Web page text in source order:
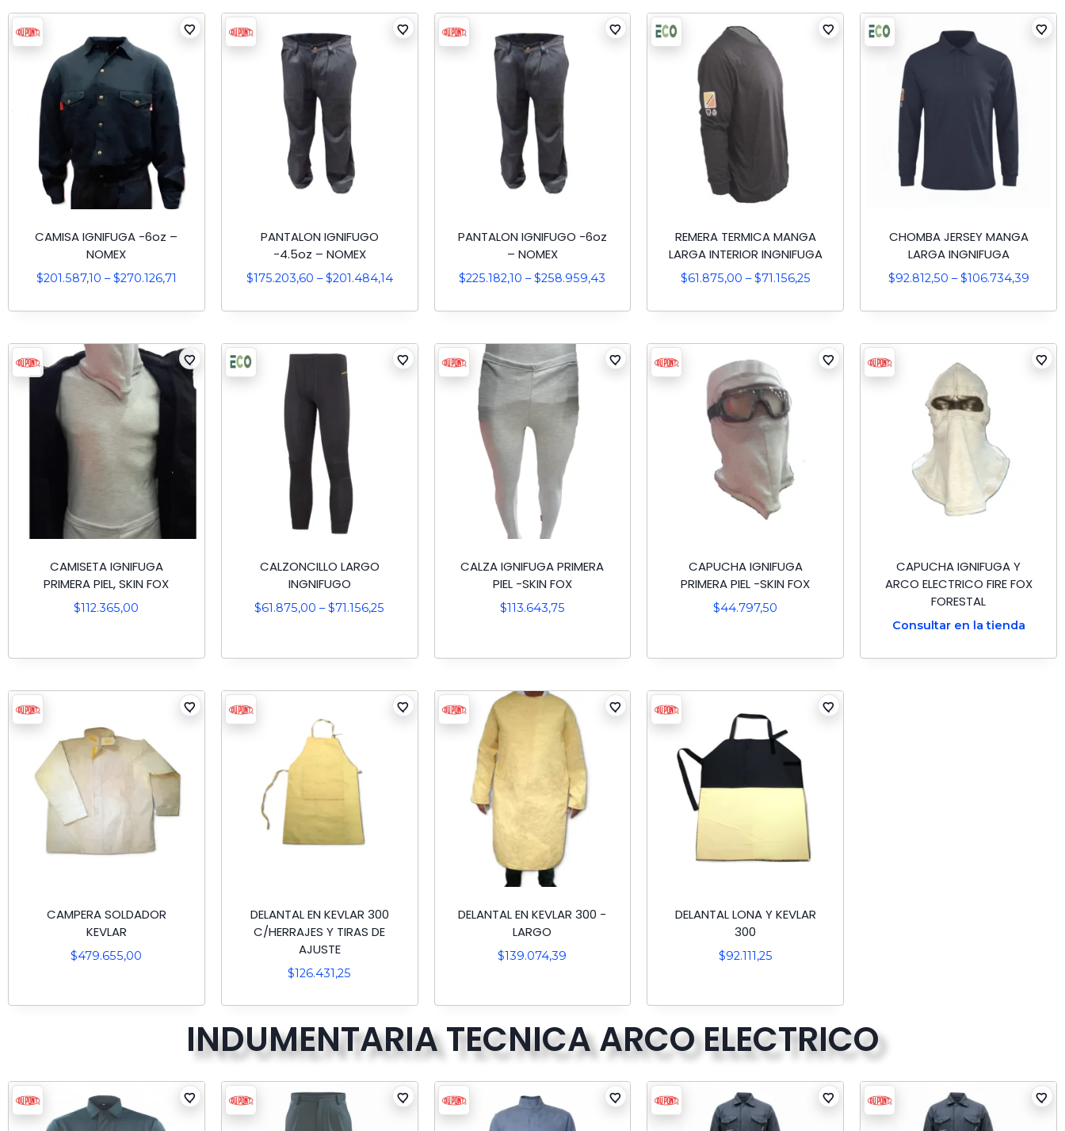
CAMISA IGNIFUGA -6oz –
NOMEX
$201.587,10 – $270.126,71
PANTALON IGNIFUGO
-4.5oz – NOMEX
$175.203,60 – $201.484,14
PANTALON IGNIFUGO -6oz
– NOMEX
$225.182,10 – $258.959,43
REMERA TERMICA MANGA
LARGA INTERIOR INGNIFUGA
$61.875,00 – $71.156,25
CHOMBA JERSEY MANGA
LARGA INGNIFUGA
$92.812,50 – $106.734,39
CAMISETA IGNIFUGA
PRIMERA PIEL, SKIN FOX
$112.365,00
CALZONCILLO LARGO
INGNIFUGO
$61.875,00 – $71.156,25
CALZA IGNIFUGA PRIMERA
PIEL -SKIN FOX
$113.643,75
CAPUCHA IGNIFUGA
PRIMERA PIEL -SKIN FOX
$44.797,50
CAPUCHA IGNIFUGA Y
ARCO ELECTRICO FIRE FOX
FORESTAL
Consultar en la tienda
CAMPERA SOLDADOR
KEVLAR
$479.655,00
DELANTAL EN KEVLAR 300
C/HERRAJES Y TIRAS DE
AJUSTE
$126.431,25
DELANTAL EN KEVLAR 300 -
LARGO
$139.074,39
DELANTAL LONA Y KEVLAR
300
$92.111,25
INDUMENTARIA TECNICA ARCO ELECTRICO